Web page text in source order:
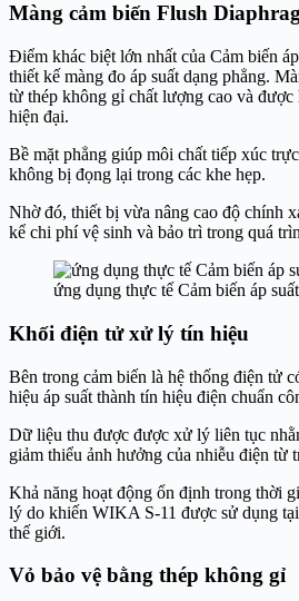
Màng cảm biến Flush
Điểm khác biệt lớn nhất của Cảm biến
thiết kế màng đo áp suất dạng phẳng.
từ thép không gỉ chất lượng cao và được
hiện đại.
Bề mặt phẳng giúp môi chất tiếp xúc
không bị đọng lại trong các khe hẹp.
Nhờ đó, thiết bị vừa nâng cao độ chính
kể chi phí vệ sinh và bảo trì trong quá
ứng dụng thực tế Cảm biến áp
Khối điện tử xử lý tín hiệu
Bên trong cảm biến là hệ thống điện tử
hiệu áp suất thành tín hiệu điện chuẩn
Dữ liệu thu được được xử lý liên tục
giảm thiểu ảnh hưởng của nhiễu điện từ
Khả năng hoạt động ổn định trong thời
lý do khiến WIKA S-11 được sử dụng
thế giới.
Vỏ bảo vệ bằng thép không gỉ